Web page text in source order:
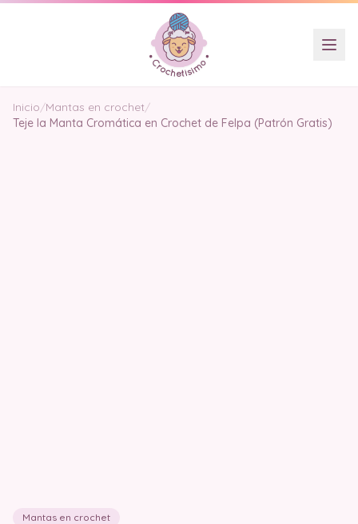
Inicio/Mantas en crochet/
Teje la Manta Cromática en Crochet de Felpa (Patrón Gratis)
Mantas en crochet